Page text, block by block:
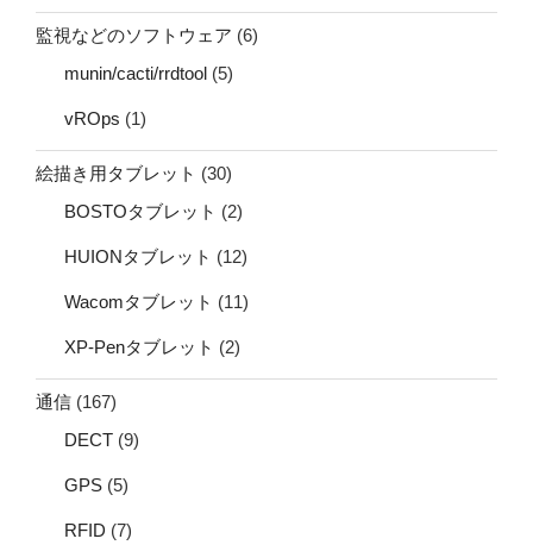
監視などのソフトウェア (6)
munin/cacti/rrdtool (5)
vROps (1)
絵描き用タブレット (30)
BOSTOタブレット (2)
HUIONタブレット (12)
Wacomタブレット (11)
XP-Penタブレット (2)
通信 (167)
DECT (9)
GPS (5)
RFID (7)